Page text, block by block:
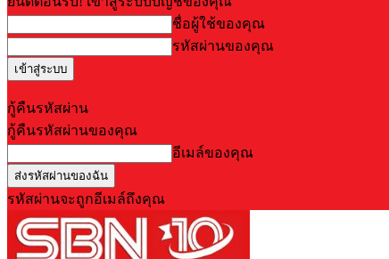
ชื่อผู้ใช้ของคุณ
รหัสผ่านของคุณ
กู้คืนรหัสผ่าน
กู้คืนรหัสผ่านของคุณ
อีเมล์ของคุณ
รหัสผ่านจะถูกอีเมล์ถึงคุณ